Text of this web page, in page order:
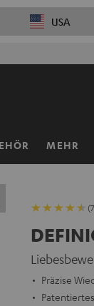
USA
MEHR
Präzise